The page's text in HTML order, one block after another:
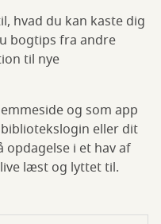
hvad du kan kaste dig
bogtips fra andre
til nye
og som app
eller dit
opdagelse i et hav af
læst og lyttet til.